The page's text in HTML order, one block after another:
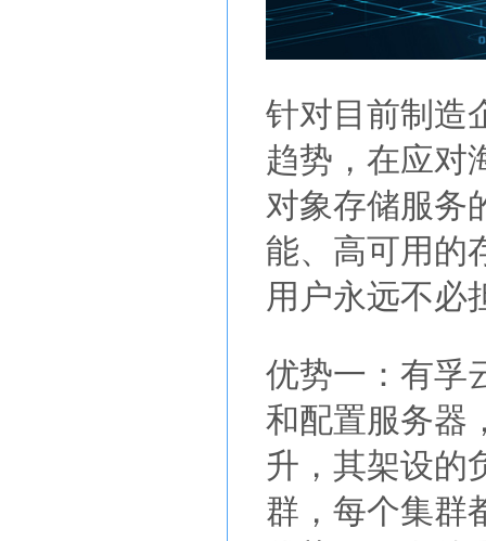
针对目前制造
趋势，在应对
对象存储服务
能、高可用的
用户永远不必
优势一：有孚
和配置服务器
升，其架设的
群，每个集群